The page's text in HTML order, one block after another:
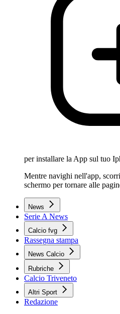
per installare la App sul tuo
Mentre navighi nell'app,
schermo per tornare alle
News
Serie A News
Calcio fvg
Rassegna stampa
News Calcio
Rubriche
Calcio Triveneto
Altri Sport
Redazione